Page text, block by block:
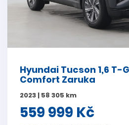
Hyundai Tucson 1,6 T-
Comfort Zaruka
2023 | 58 305 km
559 999 Kč